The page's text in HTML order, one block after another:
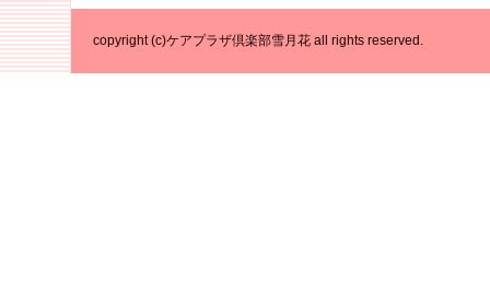
copyright (c)ケアプラザ倶楽部雪月花 all rights reserved.